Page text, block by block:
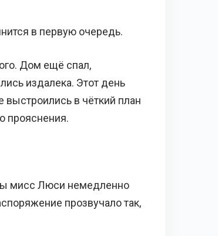
в первую очередь.
Дом ещё спал,
издалека. Этот день
в чёткий план
прояснения.
мисс Люси немедленно
прозвучало так,